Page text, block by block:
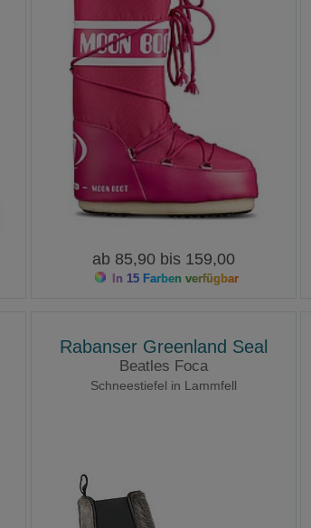
ab 85,90 bis 159,00
In 15 Farben verfügbar
Rabanser Greenland Seal
Beatles Foca
Schneestiefel in Lammfell